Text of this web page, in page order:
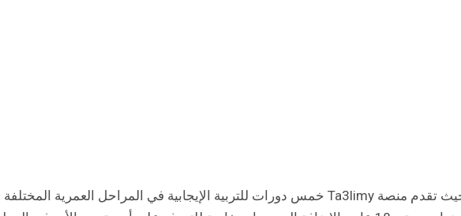
دورات التربية الإيجابية، حيث تقدم منصة Ta3limy خمس دورات للتربية الإيجابية في المراحل العمرية المختلفة